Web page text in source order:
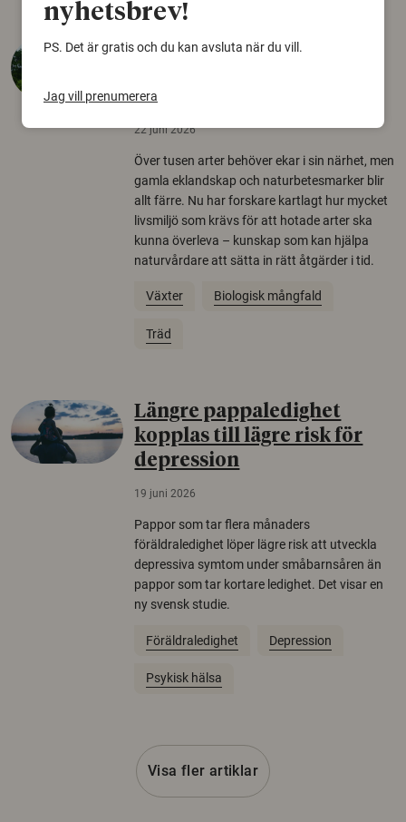
Så mycket eklandskap
arter
22 juni 2026
Över tusen arter behöver ekar i sin närhet, men
gamla eklandskap och naturbetesmarker blir
allt färre. Nu har forskare kartlagt hur mycket
livsmiljö som krävs för att hotade arter ska
kunna överleva – kunskap som kan hjälpa
naturvårdare att sätta in rätt åtgärder i tid.
Växter Biologisk mångfald
Träd
Längre pappaledighet
kopplas till lägre risk för
depression
19 juni 2026
Pappor som tar flera månaders
föräldraledighet löper lägre risk att utveckla
depressiva symtom under småbarnsåren än
pappor som tar kortare ledighet. Det visar en
ny svensk studie.
Föräldraledighet Depression
Psykisk hälsa
Visa fler artiklar
nyhetsbrev!
PS. Det är gratis och du kan avsluta när du vill.
Jag vill prenumerera